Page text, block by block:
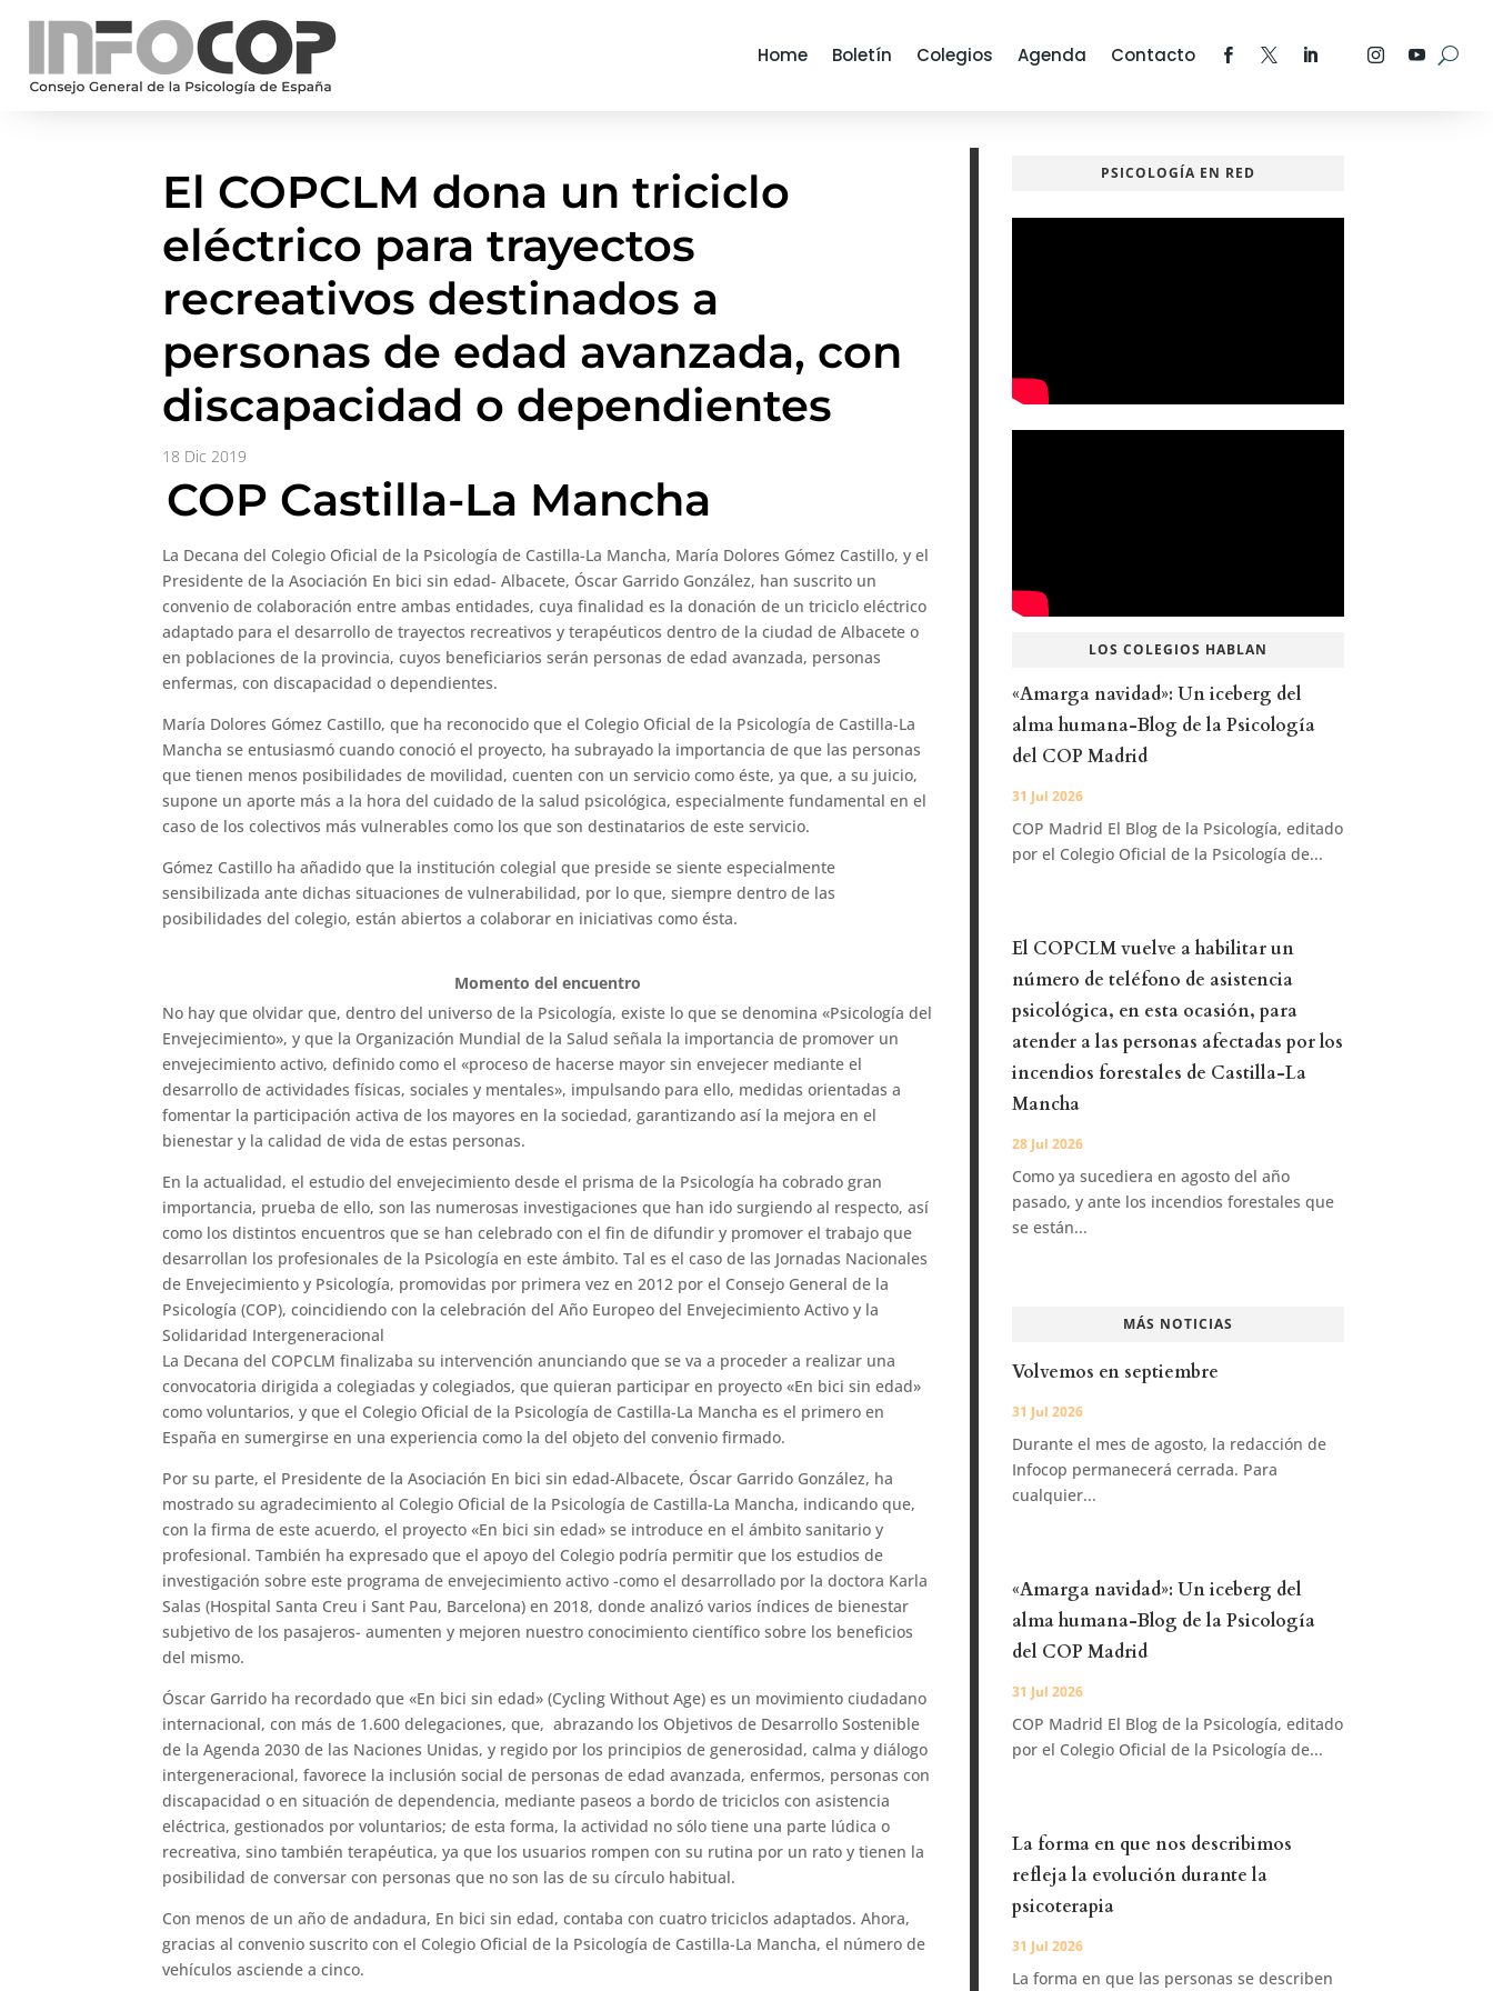
Home Boletín Colegios Agenda Contacto
El COPCLM dona un triciclo
eléctrico para trayectos
recreativos destinados a
personas de edad avanzada, con
discapacidad o dependientes
18 Dic 2019
COP Castilla-La Mancha
La Decana del Colegio Oficial de la Psicología de Castilla-La Mancha, María Dolores Gómez Castillo, y el
Presidente de la Asociación En bici sin edad- Albacete, Óscar Garrido González, han suscrito un
convenio de colaboración entre ambas entidades, cuya finalidad es la donación de un triciclo eléctrico
adaptado para el desarrollo de trayectos recreativos y terapéuticos dentro de la ciudad de Albacete o
en poblaciones de la provincia, cuyos beneficiarios serán personas de edad avanzada, personas
enfermas, con discapacidad o dependientes.
María Dolores Gómez Castillo, que ha reconocido que el Colegio Oficial de la Psicología de Castilla-La
Mancha se entusiasmó cuando conoció el proyecto, ha subrayado la importancia de que las personas
que tienen menos posibilidades de movilidad, cuenten con un servicio como éste, ya que, a su juicio,
supone un aporte más a la hora del cuidado de la salud psicológica, especialmente fundamental en el
caso de los colectivos más vulnerables como los que son destinatarios de este servicio.
Gómez Castillo ha añadido que la institución colegial que preside se siente especialmente
sensibilizada ante dichas situaciones de vulnerabilidad, por lo que, siempre dentro de las
posibilidades del colegio, están abiertos a colaborar en iniciativas como ésta.
Momento del encuentro
No hay que olvidar que, dentro del universo de la Psicología, existe lo que se denomina «Psicología del
Envejecimiento», y que la Organización Mundial de la Salud señala la importancia de promover un
envejecimiento activo, definido como el «proceso de hacerse mayor sin envejecer mediante el
desarrollo de actividades físicas, sociales y mentales», impulsando para ello, medidas orientadas a
fomentar la participación activa de los mayores en la sociedad, garantizando así la mejora en el
bienestar y la calidad de vida de estas personas.
En la actualidad, el estudio del envejecimiento desde el prisma de la Psicología ha cobrado gran
importancia, prueba de ello, son las numerosas investigaciones que han ido surgiendo al respecto, así
como los distintos encuentros que se han celebrado con el fin de difundir y promover el trabajo que
desarrollan los profesionales de la Psicología en este ámbito. Tal es el caso de las Jornadas Nacionales
de Envejecimiento y Psicología, promovidas por primera vez en 2012 por el Consejo General de la
Psicología (COP), coincidiendo con la celebración del Año Europeo del Envejecimiento Activo y la
Solidaridad Intergeneracional
La Decana del COPCLM finalizaba su intervención anunciando que se va a proceder a realizar una
convocatoria dirigida a colegiadas y colegiados, que quieran participar en proyecto «En bici sin edad»
como voluntarios, y que el Colegio Oficial de la Psicología de Castilla-La Mancha es el primero en
España en sumergirse en una experiencia como la del objeto del convenio firmado.
Por su parte, el Presidente de la Asociación En bici sin edad-Albacete, Óscar Garrido González, ha
mostrado su agradecimiento al Colegio Oficial de la Psicología de Castilla-La Mancha, indicando que,
con la firma de este acuerdo, el proyecto «En bici sin edad» se introduce en el ámbito sanitario y
profesional. También ha expresado que el apoyo del Colegio podría permitir que los estudios de
investigación sobre este programa de envejecimiento activo -como el desarrollado por la doctora Karla
Salas (Hospital Santa Creu i Sant Pau, Barcelona) en 2018, donde analizó varios índices de bienestar
subjetivo de los pasajeros- aumenten y mejoren nuestro conocimiento científico sobre los beneficios
del mismo.
Óscar Garrido ha recordado que «En bici sin edad» (Cycling Without Age) es un movimiento ciudadano
internacional, con más de 1.600 delegaciones, que, abrazando los Objetivos de Desarrollo Sostenible
de la Agenda 2030 de las Naciones Unidas, y regido por los principios de generosidad, calma y diálogo
intergeneracional, favorece la inclusión social de personas de edad avanzada, enfermos, personas con
discapacidad o en situación de dependencia, mediante paseos a bordo de triciclos con asistencia
eléctrica, gestionados por voluntarios; de esta forma, la actividad no sólo tiene una parte lúdica o
recreativa, sino también terapéutica, ya que los usuarios rompen con su rutina por un rato y tienen la
posibilidad de conversar con personas que no son las de su círculo habitual.
Con menos de un año de andadura, En bici sin edad, contaba con cuatro triciclos adaptados. Ahora,
gracias al convenio suscrito con el Colegio Oficial de la Psicología de Castilla-La Mancha, el número de
vehículos asciende a cinco.
PSICOLOGÍA EN RED
LOS COLEGIOS HABLAN
«Amarga navidad»: Un iceberg del
alma humana-Blog de la Psicología
del COP Madrid
31 Jul 2026
COP Madrid El Blog de la Psicología, editado
por el Colegio Oficial de la Psicología de...
El COPCLM vuelve a habilitar un
número de teléfono de asistencia
psicológica, en esta ocasión, para
atender a las personas afectadas por los
incendios forestales de Castilla-La
Mancha
28 Jul 2026
Como ya sucediera en agosto del año
pasado, y ante los incendios forestales que
se están...
MÁS NOTICIAS
Volvemos en septiembre
31 Jul 2026
Durante el mes de agosto, la redacción de
Infocop permanecerá cerrada. Para
cualquier...
«Amarga navidad»: Un iceberg del
alma humana-Blog de la Psicología
del COP Madrid
31 Jul 2026
COP Madrid El Blog de la Psicología, editado
por el Colegio Oficial de la Psicología de...
La forma en que nos describimos
refleja la evolución durante la
psicoterapia
31 Jul 2026
La forma en que las personas se describen